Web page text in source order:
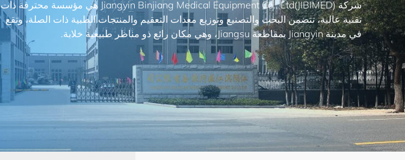
شركة Jiangyin Binjiang Medical Equipment Co., Ltd(JIBIMED) هي مؤسسة محترفة ذات
تقنية عالية، تتضمن البحث والتصنيع وتوزيع معدات التعقيم والمنتجات الطبية ذات الصلة، وتقع
في مدينة Jiangyin بمقاطعة Jiangsu، وهي مكان رائع ذو مناظر طبيعية خلابة.